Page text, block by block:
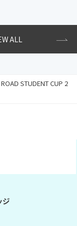
ALL
STUDENT CUP 2
ジ